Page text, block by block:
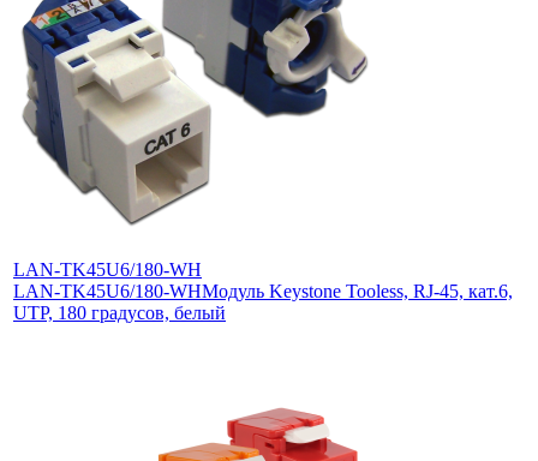
LAN-TK45U6/180-WH
LAN-TK45U6/180-WHМодуль Keystone Tooless, RJ-45, кат.6,
UTP, 180 градусов, белый